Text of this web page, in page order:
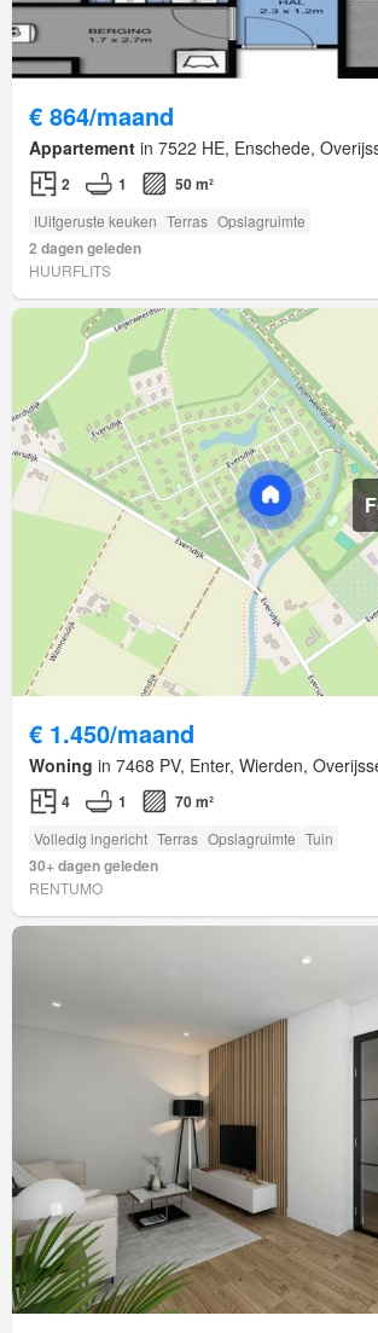
€ 864/maand
Appartement in 7522 HE, Enschede,
2 1 50 m²
IUitgeruste keuken Terras Opslagruimte
2 dagen geleden
HUURFLITS
€ 1.450/maand
Woning in 7468 PV, Enter, Wierden,
4 1 70 m²
Volledig ingericht Terras Opslagruimte Tuin
30+ dagen geleden
RENTUMO